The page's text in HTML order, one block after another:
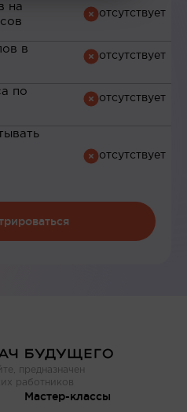
на
в
по
предназначен
работников
Мастер-классы